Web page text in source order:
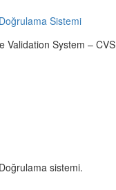
Sistemi
Validation System – CVS
sistemi.